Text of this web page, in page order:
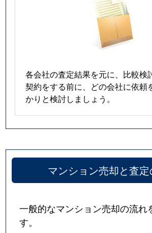
各会社の査定結果を元に、比較検
契約をする前に、どの会社に依頼
かりと検討しましょう。
マンション売却と査
一般的なマンション売却の流れ
す。